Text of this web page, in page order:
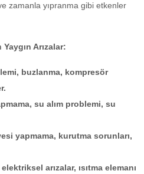
zamanla yıpranma gibi etkenler
Arızalar:
buzlanma, kompresör
su alım problemi, su
yapmama, kurutma sorunları,
arızalar, ısıtma elemanı